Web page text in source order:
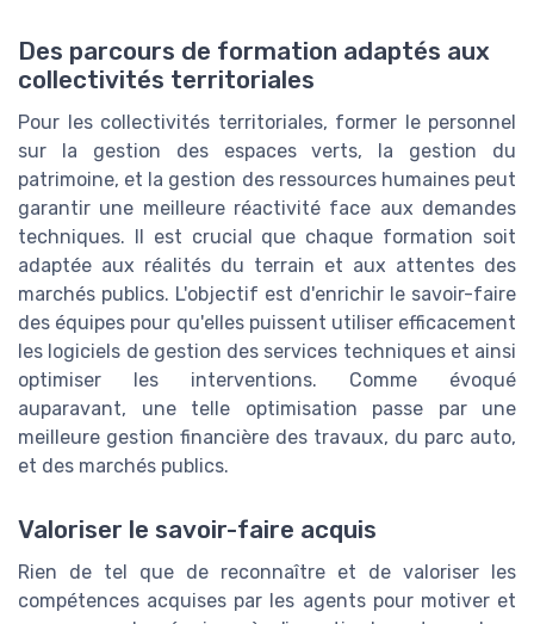
Des parcours de formation adaptés aux
collectivités territoriales
Pour les collectivités territoriales, former le personnel
sur la gestion des espaces verts, la gestion du
patrimoine, et la gestion des ressources humaines peut
garantir une meilleure réactivité face aux demandes
techniques. Il est crucial que chaque formation soit
adaptée aux réalités du terrain et aux attentes des
marchés publics. L'objectif est d'enrichir le savoir-faire
des équipes pour qu'elles puissent utiliser efficacement
les logiciels de gestion des services techniques et ainsi
optimiser les interventions. Comme évoqué
auparavant, une telle optimisation passe par une
meilleure gestion financière des travaux, du parc auto,
et des marchés publics.
Valoriser le savoir-faire acquis
Rien de tel que de reconnaître et de valoriser les
compétences acquises par les agents pour motiver et